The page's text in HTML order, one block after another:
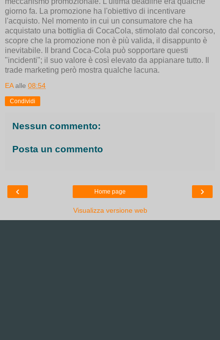
giorno fa. La promozione ha l'obiettivo di incentivare
l'acquisto. Nel momento in cui un consumatore che ha
acquistato una bottiglia di CocaCola, stimolato dal concorso,
scopre che la promozione non è più valida, il disappunto è
inevitabile. Il brand Coca-Cola può sopportare questi
"incidenti"; il suo valore è così elevato da appianare tutto. Il
trade marketing però mostra qualche lacuna.
EA alle 08:54
Condividi
Nessun commento:
Posta un commento
‹ ›
Home page
Visualizza versione web